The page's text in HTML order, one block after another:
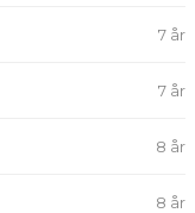
7 år
7 år
8 år
8 år